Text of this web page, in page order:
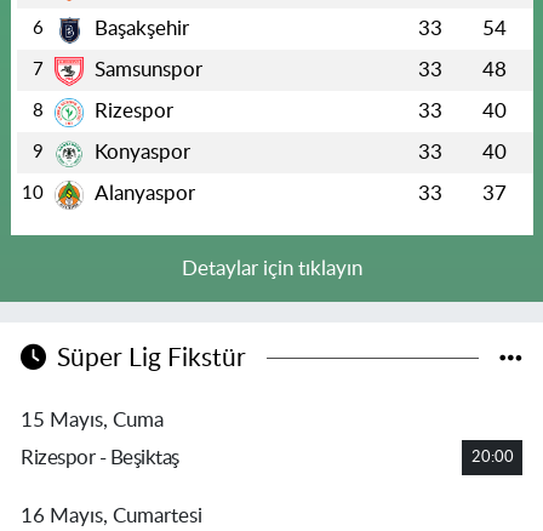
6 Başakşehir 33 54
7 Samsunspor 33 48
8 Rizespor 33 40
9 Konyaspor 33 40
10 Alanyaspor 33 37
Detaylar için tıklayın
Süper Lig Fikstür
15 Mayıs, Cuma
Rizespor - Beşiktaş
20:00
16 Mayıs, Cumartesi